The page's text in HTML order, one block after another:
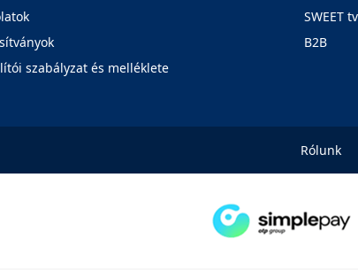
szabályzat és melléklete
SWEET
B2B
Rólunk